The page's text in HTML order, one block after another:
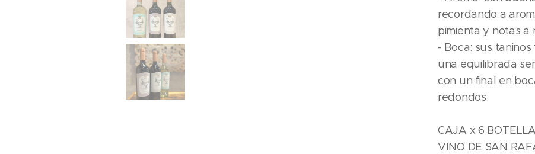
recordando a
pimienta y notas a
- Boca: sus
una equilibrada
con un final en
redondos.
CAJA x 6
VINO DE SAN